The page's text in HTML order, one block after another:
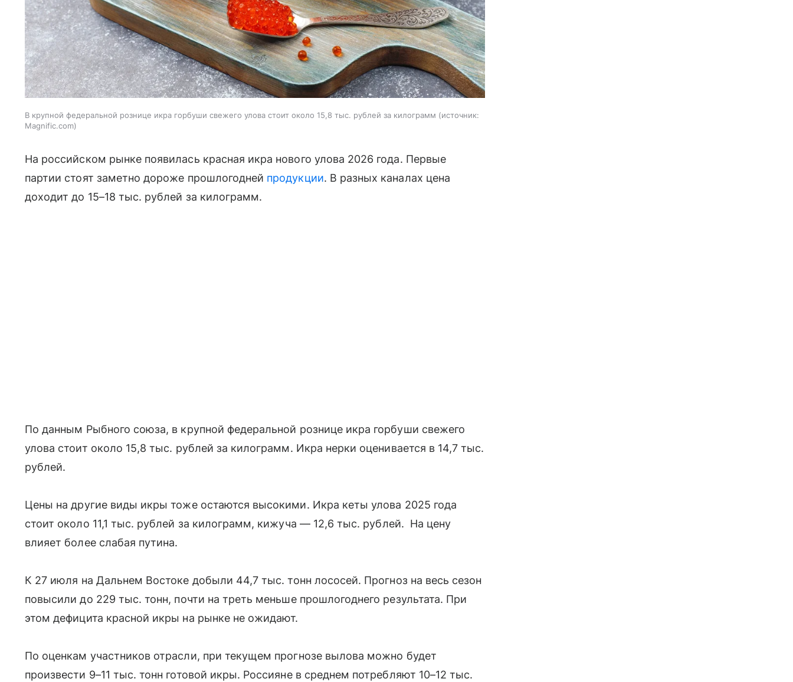
В крупной федеральной рознице икра горбуши свежего улова стоит около 15,8 тыс. рублей за килограмм
источник:
Magnific.com
На российском рынке появилась красная икра нового улова 2026 года. Первые
партии стоят заметно дороже прошлогодней продукции. В разных каналах цена
доходит до 15–18 тыс. рублей за килограмм.
По данным Рыбного союза, в крупной федеральной рознице икра горбуши свежего
улова стоит около 15,8 тыс. рублей за килограмм. Икра нерки оценивается в 14,7 тыс.
рублей.
Цены на другие виды икры тоже остаются высокими. Икра кеты улова 2025 года
стоит около 11,1 тыс. рублей за килограмм, кижуча — 12,6 тыс. рублей. На цену
влияет более слабая путина.
К 27 июля на Дальнем Востоке добыли 44,7 тыс. тонн лососей. Прогноз на весь сезон
повысили до 229 тыс. тонн, почти на треть меньше прошлогоднего результата. При
этом дефицита красной икры на рынке не ожидают.
По оценкам участников отрасли, при текущем прогнозе вылова можно будет
произвести 9–11 тыс. тонн готовой икры. Россияне в среднем потребляют 10–12 тыс.